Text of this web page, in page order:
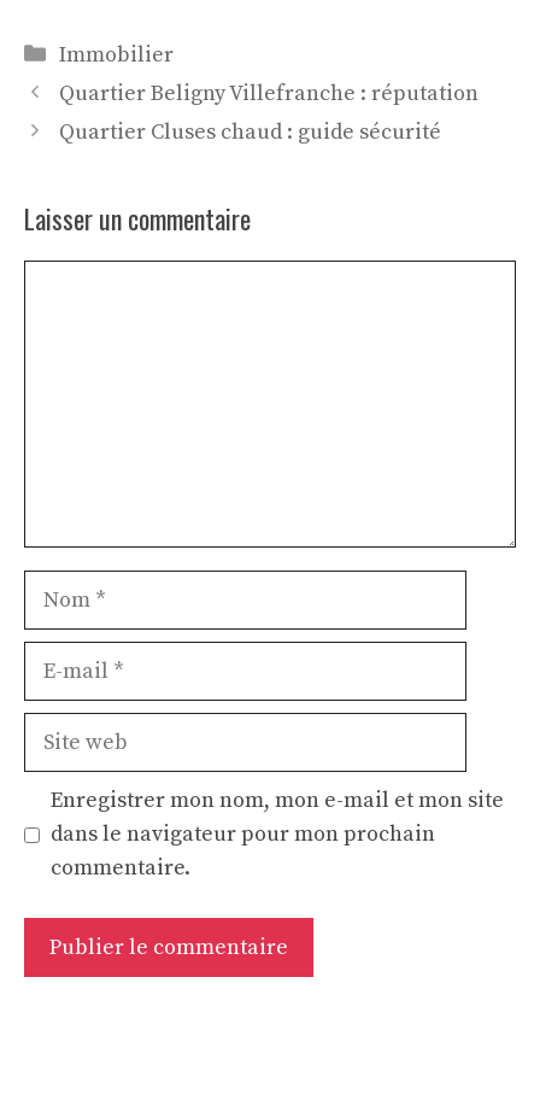
Catégories
Immobilier
Quartier Beligny Villefranche : réputation
Quartier Cluses chaud : guide sécurité
Laisser un commentaire
Nom
Site
Enregistrer mon nom, mon e-mail et mon site
dans le navigateur pour mon prochain
commentaire.